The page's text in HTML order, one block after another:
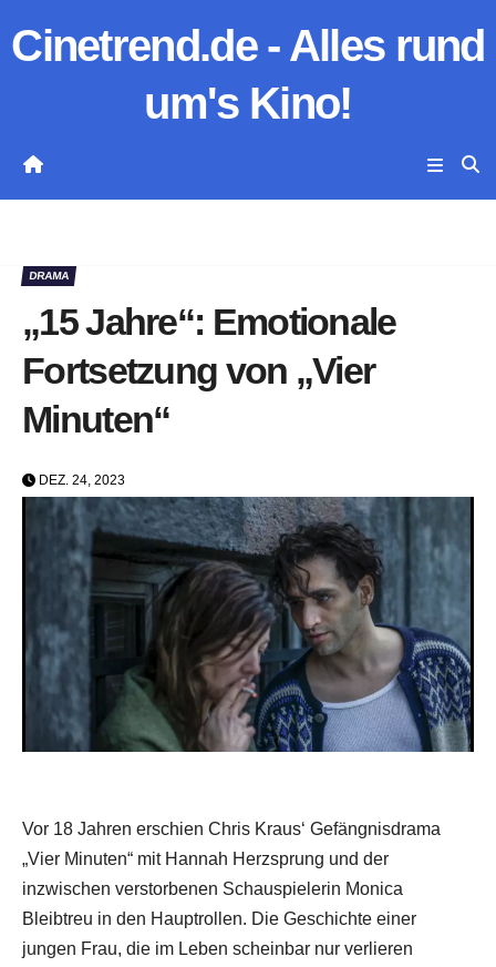
Inhalt
Cinetrend.de - Alles rund
um's Kino!
DRAMA
„15 Jahre“: Emotionale
Fortsetzung von „Vier
Minuten“
DEZ. 24, 2023
Vor 18 Jahren erschien Chris Kraus‘ Gefängnisdrama
„Vier Minuten“ mit Hannah Herzsprung und der
inzwischen verstorbenen Schauspielerin Monica
Bleibtreu in den Hauptrollen. Die Geschichte einer
jungen Frau, die im Leben scheinbar nur verlieren